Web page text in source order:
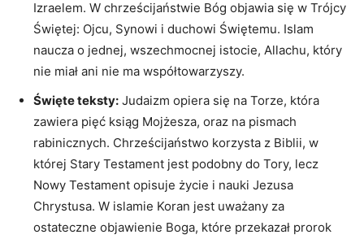
Izraelem. W chrześcijaństwie Bóg objawia się‌ w Trójcy
Świętej:⁢ Ojcu, Synowi ​i duchowi ⁢Świętemu.⁣ Islam
naucza o jednej, ‍wszechmocnej istocie, Allachu, który
nie miał ani nie ma‍ współtowarzyszy.
Święte‌ teksty: Judaizm opiera się⁣ na ​Torze, która
zawiera pięć ‌ksiąg Mojżesza, oraz na pismach
rabinicznych. Chrześcijaństwo korzysta z⁣ Biblii, w
której Stary Testament ‍jest podobny do Tory, lecz
Nowy Testament opisuje ‍życie i ⁤nauki Jezusa
Chrystusa.⁤ W ⁣islamie Koran jest ‌uważany za
⁢ostateczne objawienie Boga, które przekazał‌ prorok